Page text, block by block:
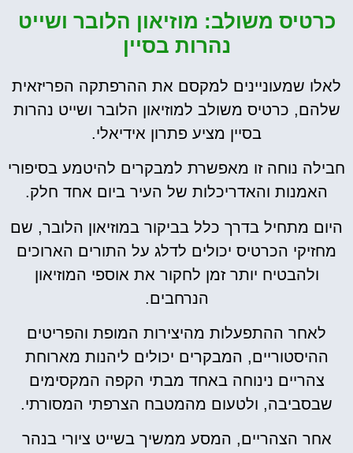
כרטיס משולב: מוזיאון הלובר ושייט
נהרות בסיין
לאלו שמעוניינים למקסם את ההרפתקה הפריזאית
שלהם, כרטיס משולב למוזיאון הלובר ושייט נהרות
בסיין מציע פתרון אידיאלי.
חבילה נוחה זו מאפשרת למבקרים להיטמע בסיפורי
האמנות והאדריכלות של העיר ביום אחד חלק.
היום מתחיל בדרך כלל בביקור במוזיאון הלובר, שם
מחזיקי הכרטיס יכולים לדלג על התורים הארוכים
ולהבטיח יותר זמן לחקור את אוספי המוזיאון
הנרחבים.
לאחר ההתפעלות מהיצירות המופת והפריטים
ההיסטוריים, המבקרים יכולים ליהנות מארוחת
צהריים נינוחה באחד מבתי הקפה המקסימים
שבסביבה, ולטעום מהמטבח הצרפתי המסורתי.
אחר הצהריים, המסע ממשיך בשייט ציורי בנהר